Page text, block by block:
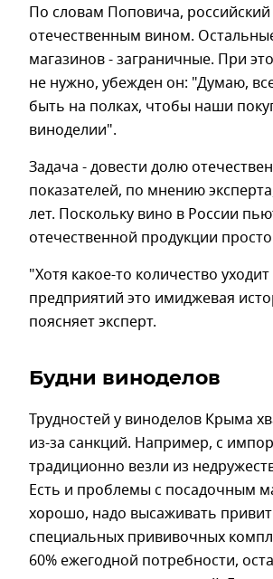
По словам Поповича,
отечественным вином.
магазинов - заграничные. При
не нужно, убежден он: "Думаю,
быть на полках, чтобы наши
виноделии".
Задача - довести долю
показателей, по мнению
лет. Поскольку вино в России
отечественной продукции просто
"Хотя какое-то количество
предприятий это имиджевая
поясняет эксперт.
Будни виноделов
Трудностей у виноделов Крыма
из-за санкций. Например, с
традиционно везли из
Есть и проблемы с посадочным
хорошо, надо высаживать
специальных прививочных
60% ежегодной потребности,